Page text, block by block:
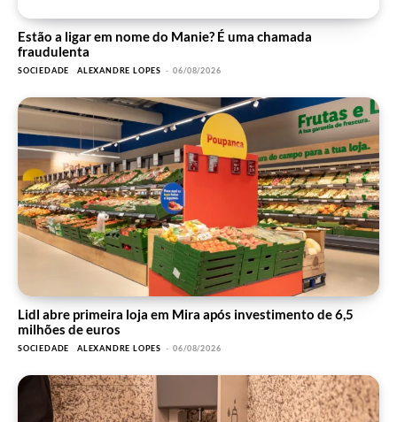
Estão a ligar em nome do Manie? É uma chamada
fraudulenta
SOCIEDADE ALEXANDRE LOPES - 06/08/2026
Lidl abre primeira loja em Mira após investimento de 6,5
milhões de euros
SOCIEDADE ALEXANDRE LOPES - 06/08/2026